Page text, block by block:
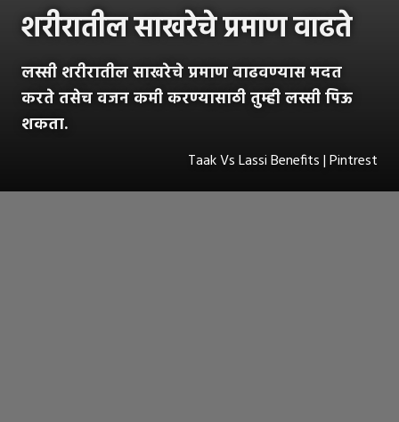
शरीरातील साखरेचे प्रमाण वाढते
लस्सी शरीरातील साखरेचे प्रमाण वाढवण्यास मदत
करते तसेच वजन कमी करण्यासाठी तुम्ही लस्सी पिऊ
शकता.
Taak Vs Lassi Benefits | Pintrest